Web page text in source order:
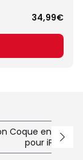
34,99€
Coque en
pour iPhone